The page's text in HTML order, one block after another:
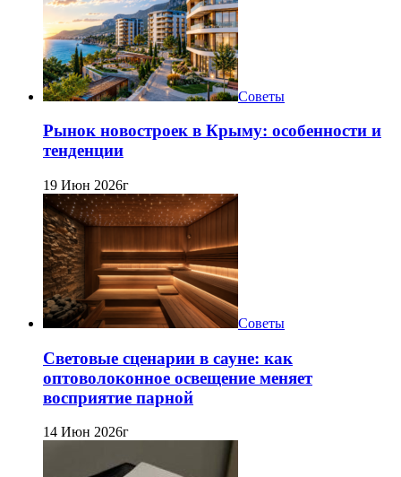
Советы
Рынок новостроек в Крыму: особенности и
тенденции
19 Июн 2026г
Советы
Световые сценарии в сауне: как
оптоволоконное освещение меняет
восприятие парной
14 Июн 2026г